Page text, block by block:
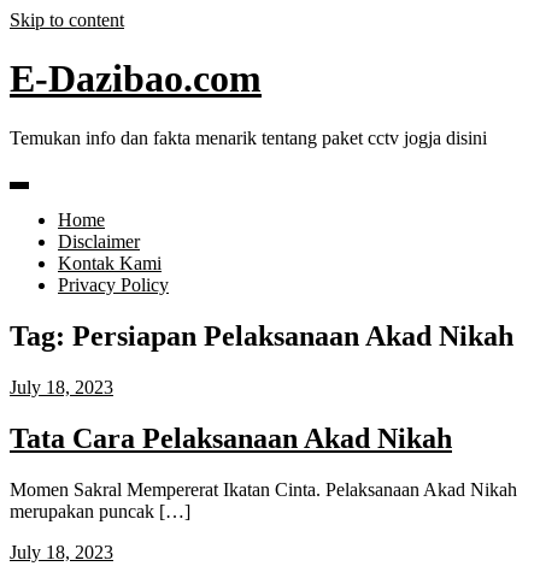
Skip to content
E-Dazibao.com
Temukan info dan fakta menarik tentang paket cctv jogja disini
Home
Disclaimer
Kontak Kami
Privacy Policy
Tag: Persiapan Pelaksanaan Akad Nikah
July 18, 2023
Tata Cara Pelaksanaan Akad Nikah
Momen Sakral Mempererat Ikatan Cinta. Pelaksanaan Akad Nikah
merupakan puncak […]
July 18, 2023